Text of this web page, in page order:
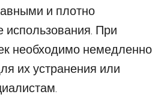
и плотно
использования. При
необходимо немедленно
их устранения или